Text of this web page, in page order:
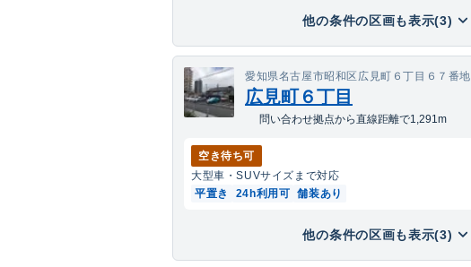
他の条件の区画も表示(3)
愛知県名古屋市昭和区広見町６丁目６７番地
広見町６丁目
問い合わせ拠点から直線距離で1,291m
空き待ち可
大型車・SUVサイズまで対応
平置き
24h利用可 舗装あり
他の条件の区画も表示(3)